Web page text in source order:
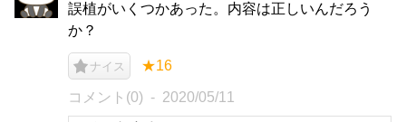
誤植がいくつかあった。内容は正しいんだろう
か？
ナイス ★16
コメント(0) 2020/05/11